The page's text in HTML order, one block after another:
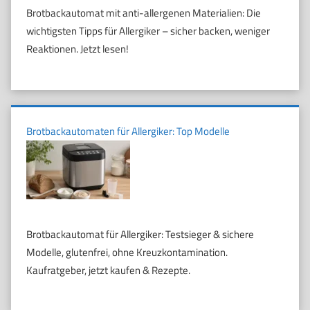
Brotbackautomat mit anti-allergenen Materialien: Die
wichtigsten Tipps für Allergiker – sicher backen, weniger
Reaktionen. Jetzt lesen!
Brotbackautomaten für Allergiker: Top Modelle
Brotbackautomat für Allergiker: Testsieger & sichere
Modelle, glutenfrei, ohne Kreuzkontamination.
Kaufratgeber, jetzt kaufen & Rezepte.